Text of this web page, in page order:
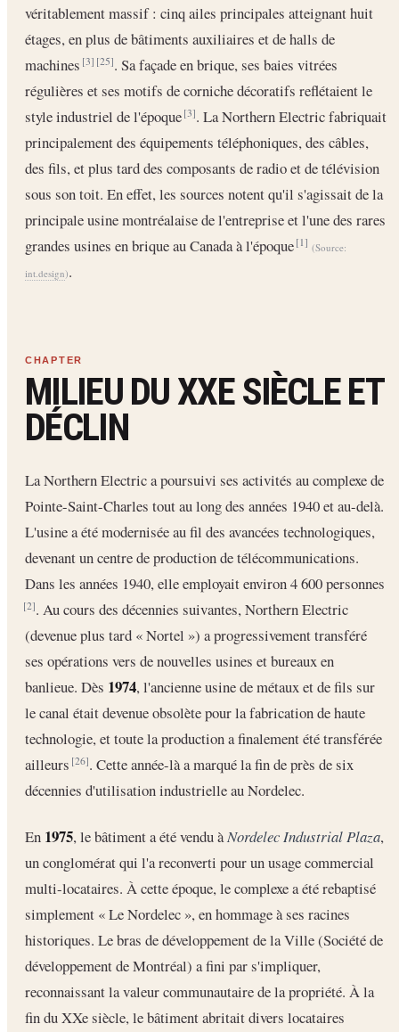
véritablement massif : cinq ailes principales atteignant huit
étages, en plus de bâtiments auxiliaires et de halls de
machines[3] [25]. Sa façade en brique, ses baies vitrées
régulières et ses motifs de corniche décoratifs reflétaient le
style industriel de l'époque[3]. La Northern Electric fabriquait
principalement des équipements téléphoniques, des câbles,
des fils, et plus tard des composants de radio et de télévision
sous son toit. En effet, les sources notent qu'il s'agissait de la
principale usine montréalaise de l'entreprise et l'une des rares
grandes usines en brique au Canada à l'époque[1] (Source:
int.design).
MILIEU DU XXE SIÈCLE ET
DÉCLIN
La Northern Electric a poursuivi ses activités au complexe de
Pointe-Saint-Charles tout au long des années 1940 et au-delà.
L'usine a été modernisée au fil des avancées technologiques,
devenant un centre de production de télécommunications.
Dans les années 1940, elle employait environ 4 600 personnes
[2]. Au cours des décennies suivantes, Northern Electric
(devenue plus tard « Nortel ») a progressivement transféré
ses opérations vers de nouvelles usines et bureaux en
banlieue. Dès 1974, l'ancienne usine de métaux et de fils sur
le canal était devenue obsolète pour la fabrication de haute
technologie, et toute la production a finalement été transférée
ailleurs[26]. Cette année-là a marqué la fin de près de six
décennies d'utilisation industrielle au Nordelec.
En 1975, le bâtiment a été vendu àNordelec Industrial Plaza,
un conglomérat qui l'a reconverti pour un usage commercial
multi-locataires. À cette époque, le complexe a été rebaptisé
simplement « Le Nordelec », en hommage à ses racines
historiques. Le bras de développement de la Ville (Société de
développement de Montréal) a fini par s'impliquer,
reconnaissant la valeur communautaire de la propriété. À la
fin du XXe siècle, le bâtiment abritait divers locataires